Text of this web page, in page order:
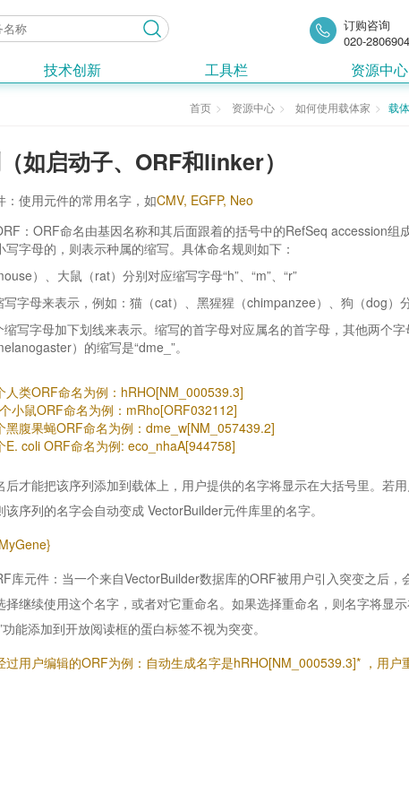
订购咨询
020-
技术创新 工具栏 资源中心
首页 资源中心 如何使用载体家 载
如启动子、ORF和linker）
使用元件的常用名字，如CMV, EGFP, Neo
：ORF命名由基因名称和其后面跟着的括号中的RefSeq accession组
字母的，则表示种属的缩写。具体命名规则如下：
）、大鼠（rat）分别对应缩写字母“h”、“m”、“r”
字母来表示，例如：猫（cat）、黑猩猩（chimpanzee）、狗（dog）分
写字母加下划线来表示。缩写的首字母对应属名的首字母，其他两个字
）的缩写是“dme_”。
人类ORF命名为例：hRHO[NM_000539.3]
小鼠ORF命名为例：mRho[ORF032112]
黑腹果蝇ORF命名为例：dme_w[NM_057439.2]
E. coli ORF命名为例: eco_nhaA[944758]
才能把该序列添加到载体上，用户提供的名字将显示在大括号里。若
序列的名字会自动变成 VectorBuilder元件库里的名字。
库元件：当一个来自VectorBuilder数据库的ORF被用户引入突变之后
继续使用这个名字，或者对它重命名。如果选择重命名，则名字将显
能添加到开放阅读框的蛋白标签不视为突变。
过用户编辑的ORF为例：自动生成名字是hRHO[NM_000539.3]* ，用户